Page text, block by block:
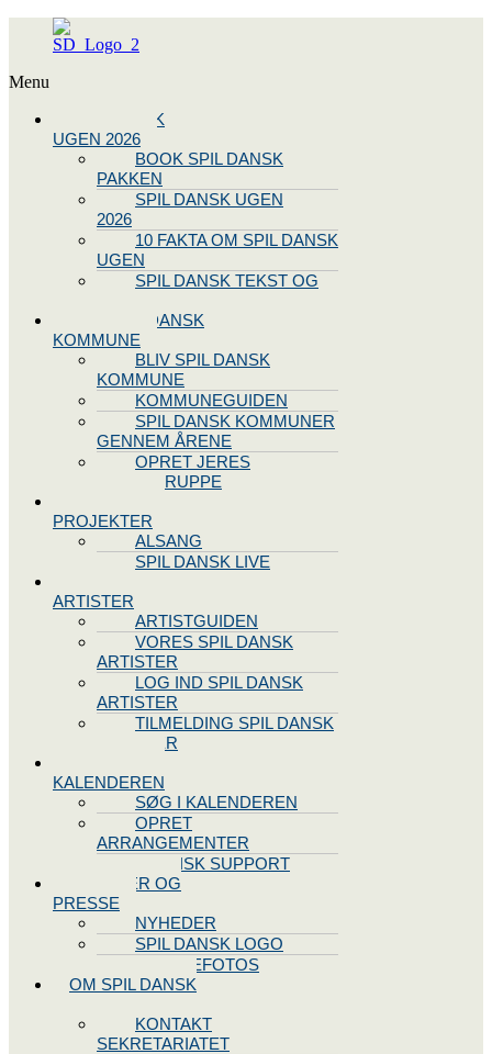
Menu
SPIL DANSK
UGEN 2026
BOOK SPIL DANSK
PAKKEN
SPIL DANSK UGEN
2026
10 FAKTA OM SPIL DANSK
UGEN
SPIL DANSK TEKST OG
BLIV SPIL DANSK
KOMMUNE
BLIV SPIL DANSK
KOMMUNE
KOMMUNEGUIDEN
SPIL DANSK KOMMUNER
GENNEM ÅRENE
OPRET JERES
STYREGRUPPE
PROJEKTER
ALSANG
SPIL DANSK LIVE
ARTISTER
ARTISTGUIDEN
VORES SPIL DANSK
ARTISTER
LOG IND SPIL DANSK
ARTISTER
TILMELDING SPIL DANSK
ARTISTER
KALENDEREN
SØG I KALENDEREN
OPRET
ARRANGEMENTER
TEKNISK SUPPORT
NYHEDER OG
PRESSE
NYHEDER
SPIL DANSK LOGO
PRESSEFOTOS
OM SPIL DANSK
KONTAKT
SEKRETARIATET